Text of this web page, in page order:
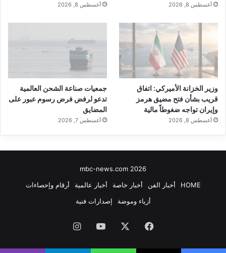
أغسطس 8, 2026 أغسطس 8, 2026
وزير الخزانة الأميركي: اتفاق
قريب بشأن فتح مضيق هرمز
وإيران تواجه ضغوطاً مالية
أغسطس 8, 2026
جمعيات صناعة الشحن العالمية
تدعو لرفض فرض رسوم عبور على
المضايق
أغسطس 7, 2026
mbc-news.com 2026
HOME
أخبار الفن أخبار خاصة أخبار عالمية
أرقام وإحصاءات
أزياء وموضة
إصدارات فنية
فيسبوك ‫YouTube